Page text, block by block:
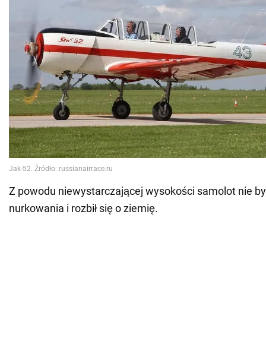
Z powodu niewystarczającej wysokości samolot nie
nurkowania i rozbił się o ziemię.